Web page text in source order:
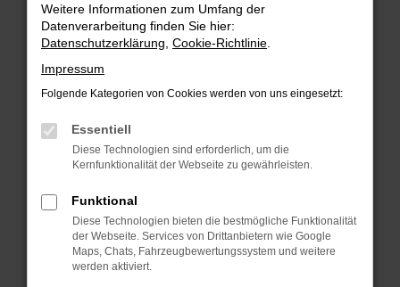
Überprüfe deine Firewall und deine
Internetverbindung.
Laden andere Webseiten, zum Beispiel deine
Suchmaschine?
Prüfe deine Browsererweiterungen.
Manche Erweiterungen, wie Werbeblocker,
können das Laden bestimmter Seiten
verhindern. Funktioniert die Seite in einem
Fenster?
Starte dein Gerät neu.
Das kann manchmal helfen, vorübergehende
Probleme zu beheben.
Weitere Informationen zum Umfang der
Datenverarbeitung finden Sie hier:
Datenschutzerklärung Cookie-Richtlinie
Impressum
Folgende Kategorien von Cookies werden von uns eingesetzt:
Essentiell
Diese Technologien sind erforderlich, um die
Kernfunktionalität der Webseite zu gewährleisten.
Funktional
Diese Technologien bieten die bestmögliche Funktionalität
der Webseite. Services von Drittanbietern wie Google
Maps, Chats, Fahrzeugbewertungssystem und weitere
werden aktiviert.